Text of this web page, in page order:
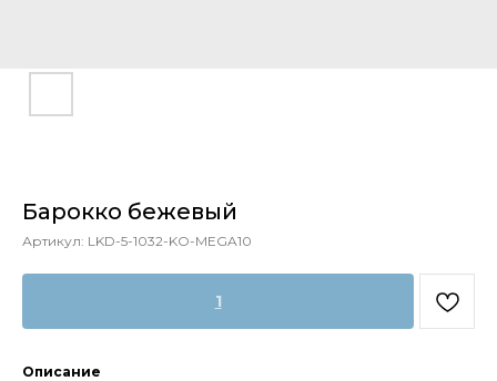
Барокко бежевый
Артикул: LKD-5-1032-KO-MEGA10
1
Описание